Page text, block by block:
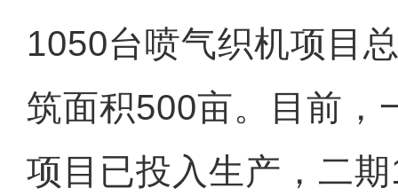
1050台喷气织机项目
筑面积500亩。目前，
项目已投入生产，二